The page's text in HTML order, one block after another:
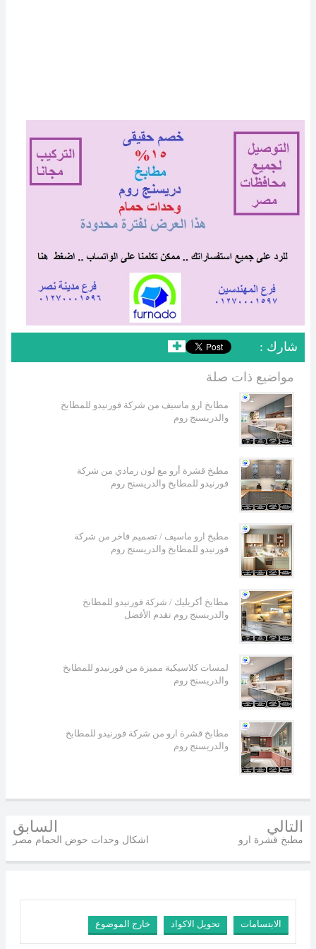
: شارك ✚
مواضيع ذات صلة
مطابخ ارو ماسيف من شركة فورنيدو للمطابخ
والدريسنج روم
مطبخ قشرة أرو مع لون رمادي من شركة
فورنيدو للمطابخ والدريسنج روم
مطبخ ارو ماسيف / تصميم فاخر من شركة
فورنيدو للمطابخ والدريسنج روم
مطابخ أكريليك / شركة فورنيدو للمطابخ
والدريسنج روم تقدم الأفضل
لمسات كلاسيكية مميزة من فورنيدو للمطابخ
والدريسنج روم
مطابخ قشرة ارو من شركة فورنيدو للمطابخ
والدريسنج روم
التالي
مطبخ قشرة ارو
السابق
اشكال وحدات حوض الحمام مصر
خارج الموضوع تحويل الاكواد الابتسامات